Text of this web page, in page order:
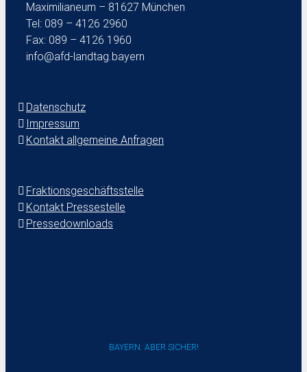
Maximilianeum – 81627 München
Tel: 089 – 4126 2960
Fax: 089 – 4126 1960
info@afd-landtag.bayern
Datenschutz
Impressum
Kontakt allgemeine Anfragen
Fraktionsgeschäftsstelle
Kontakt Pressestelle
Pressedownloads
BAYERN. ABER SICHER!